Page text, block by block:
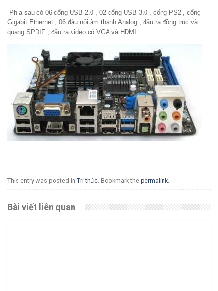
Phía sau có 06 cổng USB 2.0 , 02 cổng USB 3.0 , cổng PS2 , cổng
Gigabit Ethernet , 06 đầu nối âm thanh Analog , đầu ra đồng trục và
quang SPDIF , đầu ra video có VGA và HDMI .
This entry was posted in Tri thức . Bookmark the permalink
Bài viết liên quan